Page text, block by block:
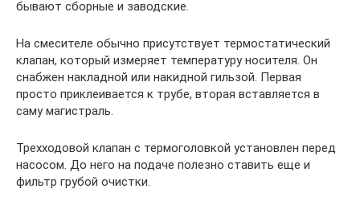
бывают сборные и заводские.
На смесителе обычно присутствует термостатический
клапан, который измеряет температуру носителя. Он
снабжен накладной или накидной гильзой. Первая
просто приклеивается к трубе, вторая вставляется в
саму магистраль.
Трехходовой клапан с термоголовкой установлен перед
насосом. До него на подаче полезно ставить еще и
фильтр грубой очистки.